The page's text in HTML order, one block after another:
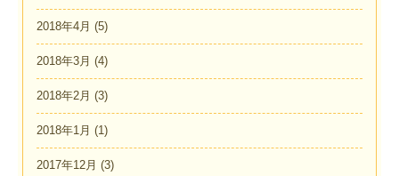
2018年4月 (5)
2018年3月 (4)
2018年2月 (3)
2018年1月 (1)
2017年12月 (3)